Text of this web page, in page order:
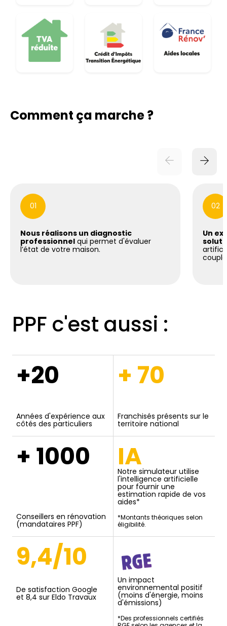
Comment ça marche ?
01
Nous réalisons un diagnostic
professionnel qui permet d'évaluer
l’état de votre maison.
02
Un
PPF c'est aussi :
+20
Années d'expérience aux
côtés des particuliers
+ 70
Franchisés présents sur le
territoire national
+ 1000
Conseillers en rénovation
(mandataires PPF)
IA
Notre simulateur utilise
l'intelligence artificielle
pour fournir une
estimation rapide de vos
aides*
*Montants théoriques selon
éligibilité.
9,4/10
De satisfaction Google
et 8,4 sur Eldo Travaux
Un impact
environnemental positif
(moins d'énergie, moins
d'émissions)
*Des professionnels certifiés